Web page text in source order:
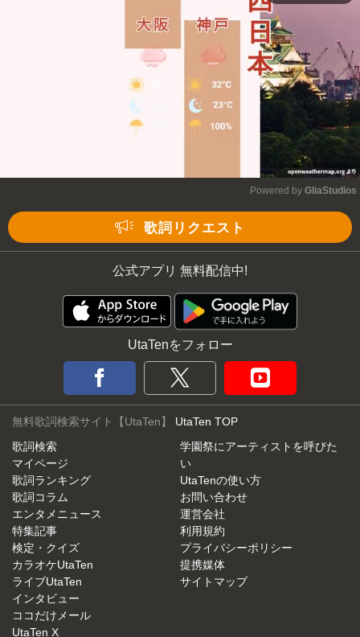
Powered by GliaStudios
歌詞リクエスト
公式アプリ 無料配信中!
UtaTenをフォロー
無料歌詞検索サイト【UtaTen】 UtaTen TOP
歌詞検索
マイページ
歌詞ランキング
歌詞コラム
エンタメニュース
特集記事
検定・クイズ
カラオケUtaTen
ライブUtaTen
インタビュー
ココだけメール
UtaTen X
学園祭にアーティストを呼びた
い
UtaTenの使い方
お問い合わせ
運営会社
利用規約
プライバシーポリシー
提携媒体
サイトマップ